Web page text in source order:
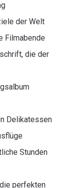
der Welt
Filmabende
die der
Delikatessen
Stunden
perfekten